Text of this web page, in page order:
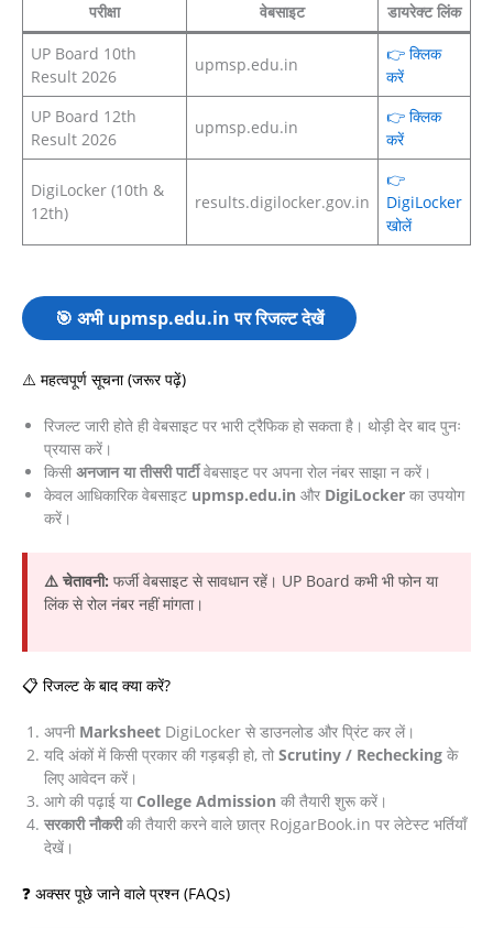
परीक्षा वेबसाइट
डायरेक्ट लिंक
UP Board 10th
Result 2026
upmsp.edu.in
👉 क्लिक
करें
UP Board 12th
Result 2026
upmsp.edu.in
👉 क्लिक
करें
DigiLocker (10th &
12th)
results.digilocker.gov.in
👉
DigiLocker
खोलें
🎯 अभी upmsp.edu.in पर रिजल्ट देखें
⚠️ महत्वपूर्ण सूचना (जरूर पढ़ें)
रिजल्ट जारी होते ही वेबसाइट पर भारी ट्रैफिक हो सकता है। थोड़ी देर बाद पुनः
प्रयास करें।
किसी अनजान या तीसरी पार्टीवेबसाइट पर अपना रोल नंबर साझा न करें।
केवल आधिकारिक वेबसाइट upmsp.edu.in और DigiLocker का उपयोग
करें।
⚠️ चेतावनी: फर्जी वेबसाइट से सावधान रहें। UP Board कभी भी फोन या
लिंक से रोल नंबर नहीं मांगता।
📋 रिजल्ट के बाद क्या करें?
अपनी Marksheet DigiLocker से डाउनलोड और प्रिंट कर लें।
यदि अंकों में किसी प्रकार की गड़बड़ी हो, तो Scrutiny / Rechecking के
लिए आवेदन करें।
आगे की पढ़ाई या College Admission की तैयारी शुरू करें।
सरकारी नौकरीकी तैयारी करने वाले छात्र RojgarBook.in पर लेटेस्ट भर्तियाँ
देखें।
❓ अक्सर पूछे जाने वाले प्रश्न (FAQs)